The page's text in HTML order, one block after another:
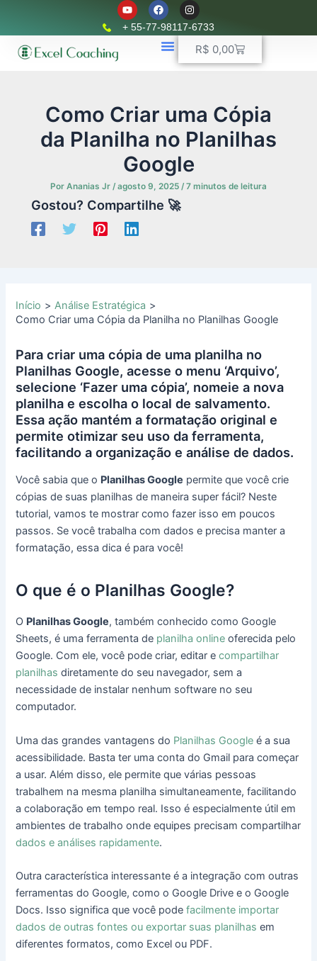
conteúdo
Y
o
u
t
F
a
c
e
b
o
I
n
s
t
r
+ 55-77-98117-6733
R$ 0,00Carrinho
Como Criar uma Cópia
da Planilha no Planilhas
Google
Por Ananias Jr /agosto 9, 2025 /7 minutos de leitura
Gostou? Compartilhe 🚀
Início
Análise Estratégica
Como Criar uma Cópia da Planilha no Planilhas Google
Para criar uma cópia de uma planilha no
Planilhas Google, acesse o menu ‘Arquivo’,
selecione ‘Fazer uma cópia’, nomeie a nova
planilha e escolha o local de salvamento.
Essa ação mantém a formatação original e
permite otimizar seu uso da ferramenta,
facilitando a organização e análise de dados.
Você sabia que o Planilhas Google permite que você crie
cópias de suas planilhas de maneira super fácil? Neste
tutorial, vamos te mostrar como fazer isso em poucos
passos. Se você trabalha com dados e precisa manter a
formatação, essa dica é para você!
O que é o Planilhas Google?
O Planilhas Google, também conhecido como Google
Sheets, é uma ferramenta de planilha online oferecida pelo
Google. Com ele, você pode criar, editar ecompartilhar
planilhas diretamente do seu navegador, sem a
necessidade de instalar nenhum software no seu
computador.
Uma das grandes vantagens do Planilhas Google é a sua
acessibilidade. Basta ter uma conta do Gmail para começar
a usar. Além disso, ele permite que várias pessoas
trabalhem na mesma planilha simultaneamente, facilitando
a colaboração em tempo real. Isso é especialmente útil em
ambientes de trabalho onde equipes precisam compartilhar
dados e análises rapidamente.
Outra característica interessante é a integração com outras
ferramentas do Google, como o Google Drive e o Google
Docs. Isso significa que você podefacilmente importar
dados de outras fontes ou exportar suas planilhas em
diferentes formatos, como Excel ou PDF.